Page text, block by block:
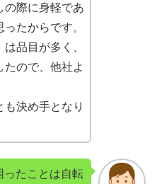
の際に身軽であ
たからです。
品目が多く、
ので、他社よ
も決め手となり
ったことは自転